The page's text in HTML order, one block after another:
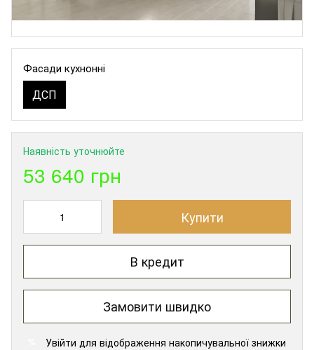
Фасади кухнонні
ДСП
Наявність уточнюйте
53 640 грн
Купити
В кредит
Замовити швидко
Увійти для відображення накопичувальної знижки